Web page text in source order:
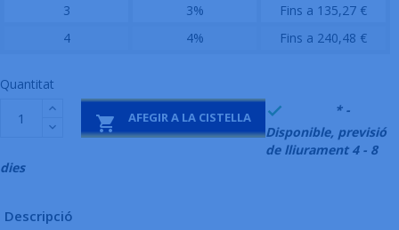
3
3%
Fins a 135,27 €
4
4% Fins a 240,48 €
Quantitat
 AFEGIR A LA CISTELLA 
* -
Disponible, previsió
de lliurament 4 - 8
dies
Descripció